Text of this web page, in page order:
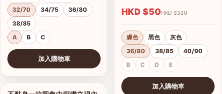
32/70
34/75
36/80
38/85
A
B C
加入購物車
查看圖片
HKD $50 HKD $320
膚色 黑色
灰色
36/80
38/85
40/90
B
C D E
加入購物車